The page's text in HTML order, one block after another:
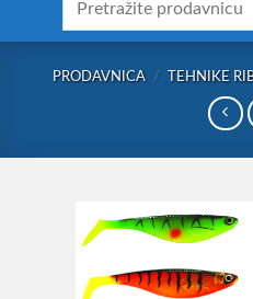
PRODAVNICA / TEHNIKE